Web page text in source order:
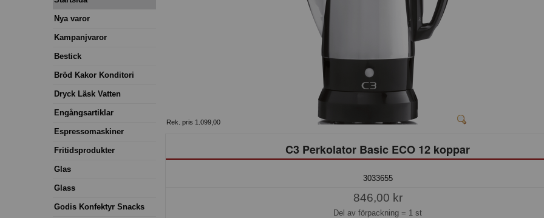
Nya varor
Kampanjvaror
Bestick
Bröd Kakor Konditori
Dryck Läsk Vatten
Engångsartiklar
Espressomaskiner
Fritidsprodukter
Glas
Glass
Godis Konfektyr Snacks
Rek. pris 1.099,00
C3 Perkolator Basic ECO 12 koppar
3033655
846,00 kr
Del av förpackning = 1 st